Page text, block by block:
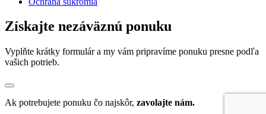
Získajte nezáväznú ponuku
Vyplňte krátky formulár a my vám pripravíme ponuku presne podľa
vašich potrieb.
Ak potrebujete ponuku čo najskôr, zavolajte nám.